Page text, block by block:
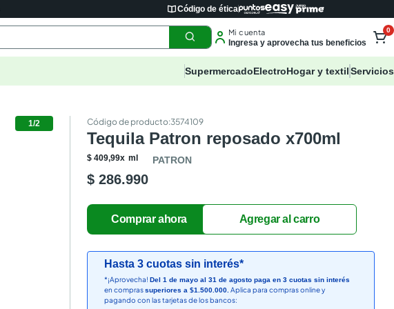
Código de ética
Mi cuenta
Ingresa y aprovecha tus beneficios
0
SupermercadoElectroHogar y textilServicios
1/2 :3574109
Tequila Patron reposado x700ml
$ 409,99x ml PATRON
$ 286.990
Hasta 3 cuotas sin interés*
*¡Aprovecha!Del 1 de mayo al 31 de agosto paga en 3 cuotas sin interés
en comprassuperiores a $1.500.000. Aplica para compras online y
pagando con las tarjetas de los bancos: